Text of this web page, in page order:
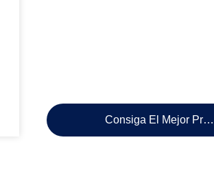
Consiga El Mejor